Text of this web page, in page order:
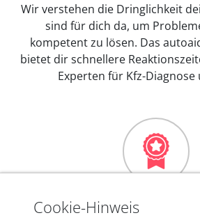
Wir verstehen die Dringlichkeit
sind für dich da, um
kompetent zu lösen. Das
bietet dir schnellere
Experten für Kfz-Diagnose
Mehr als 10 Jahre
Cookie-Hinweis